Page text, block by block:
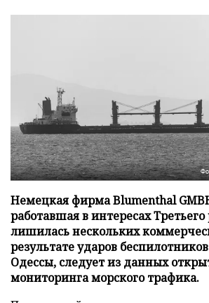
Немецкая фирма Blumenthal
работавшая в интересах Третьего
лишилась нескольких
результате ударов
Одессы, следует из данных
мониторинга морского трафика.